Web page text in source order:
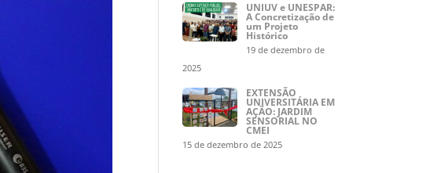
UNIUV e UNESPAR:
A Concretização de
um Projeto
Histórico
19 de dezembro de
2025
EXTENSÃO
UNIVERSITÁRIA EM
AÇÃO: JARDIM
SENSORIAL NO
CMEI
15 de dezembro de 2025